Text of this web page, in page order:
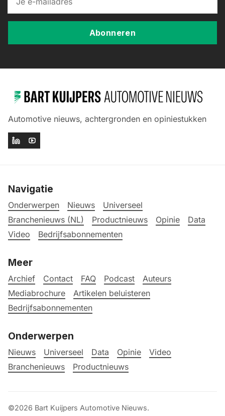
Abonneren
Automotive nieuws, achtergronden en opiniestukken
Navigatie
Onderwerpen Nieuws
Universeel
Branchenieuws (NL)
Productnieuws Opinie
Data
Video
Bedrijfsabonnementen
Meer
Archief Contact FAQ Podcast
Auteurs
Mediabrochure
Artikelen beluisteren
Bedrijfsabonnementen
Onderwerpen
Nieuws Universeel Data Opinie
Video
Branchenieuws
Productnieuws
©2026 Bart Kuijpers Automotive Nieuws.